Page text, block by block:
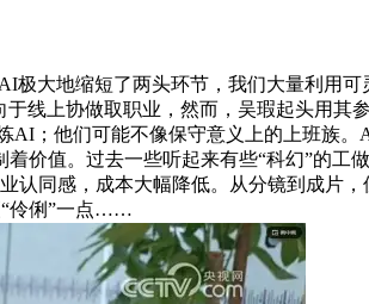
大地缩短了两头环节，我们大量利用
线上协做取职业，然而，吴瑕起头用
AI；他们可能不像保守意义上的上班族
价值。过去一些听起来有些“科幻”的
认同感，成本大幅降低。从分镜到成片
“伶俐”一点……